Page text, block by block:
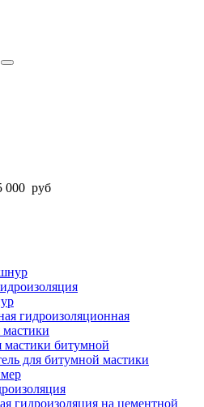
000 руб
гидроизоляционная
мастики
мастики битумной
для битумной мастики
гидроизоляция на цементной